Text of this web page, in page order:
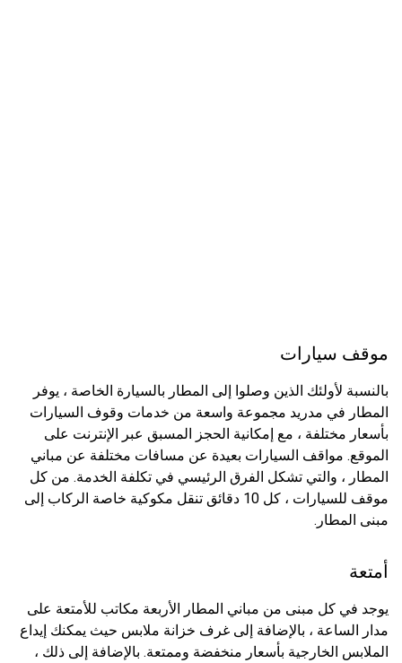
موقف سيارات
بالنسبة لأولئك الذين وصلوا إلى المطار بالسيارة الخاصة ، يوفر
المطار في مدريد مجموعة واسعة من خدمات وقوف السيارات
بأسعار مختلفة ، مع إمكانية الحجز المسبق عبر الإنترنت على
الموقع. مواقف السيارات بعيدة عن مسافات مختلفة عن مباني
المطار ، والتي تشكل الفرق الرئيسي في تكلفة الخدمة. من كل
موقف للسيارات ، كل 10 دقائق تنقل مكوكية خاصة الركاب إلى
مبنى المطار.
أمتعة
يوجد في كل مبنى من مباني المطار الأربعة مكاتب للأمتعة على
مدار الساعة ، بالإضافة إلى غرف خزانة ملابس حيث يمكنك إيداع
الملابس الخارجية بأسعار منخفضة وممتعة. بالإضافة إلى ذلك ،